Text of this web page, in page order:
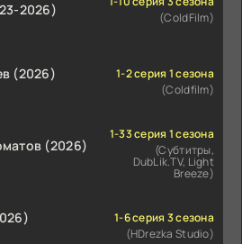
2026)
(ColdFilm)
(2026)
1-2 серия 1 сезона
(Coldfilm)
(2026)
1-33 серия 1 сезона
(Субтитры,
DubLik.TV, Light
Breeze)
1-6 серия 3 сезона
(HDrezka Studio)